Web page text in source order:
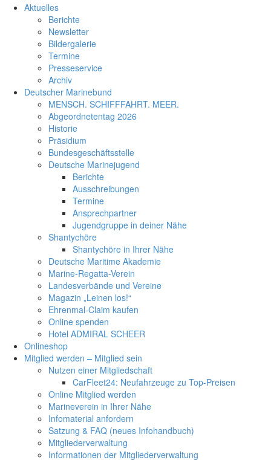
Aktuelles
Berichte
Newsletter
Bildergalerie
Termine
Presseservice
Archiv
Deutscher Marinebund
MENSCH. SCHIFFFAHRT. MEER.
Abgeordnetentag 2026
Historie
Präsidium
Bundesgeschäftsstelle
Deutsche Marinejugend
Berichte
Ausschreibungen
Termine
Ansprechpartner
Jugendgruppe in deiner Nähe
Shantychöre
Shantychöre in Ihrer Nähe
Deutsche Maritime Akademie
Marine-Regatta-Verein
Landesverbände und Vereine
Magazin „Leinen los!“
Ehrenmal-Claim kaufen
Online spenden
Hotel ADMIRAL SCHEER
Onlineshop
Mitglied werden – Mitglied sein
Nutzen einer Mitgliedschaft
CarFleet24: Neufahrzeuge zu Top-Preisen
Online Mitglied werden
Marineverein in Ihrer Nähe
Infomaterial anfordern
Satzung & FAQ (neues Infohandbuch)
Mitgliederverwaltung
Informationen der Mitgliederverwaltung